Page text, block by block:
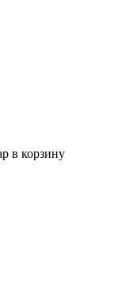
в корзину